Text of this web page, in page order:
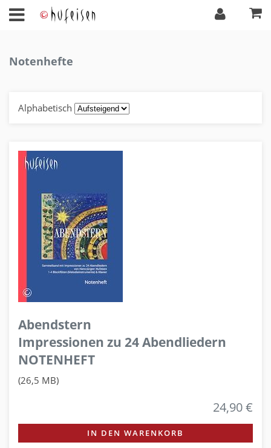
Notenhefte
Alphabetisch
Abendstern
Impressionen zu 24 Abendliedern
NOTENHEFT
(26,5 MB)
24,90 €
IN DEN WARENKORB